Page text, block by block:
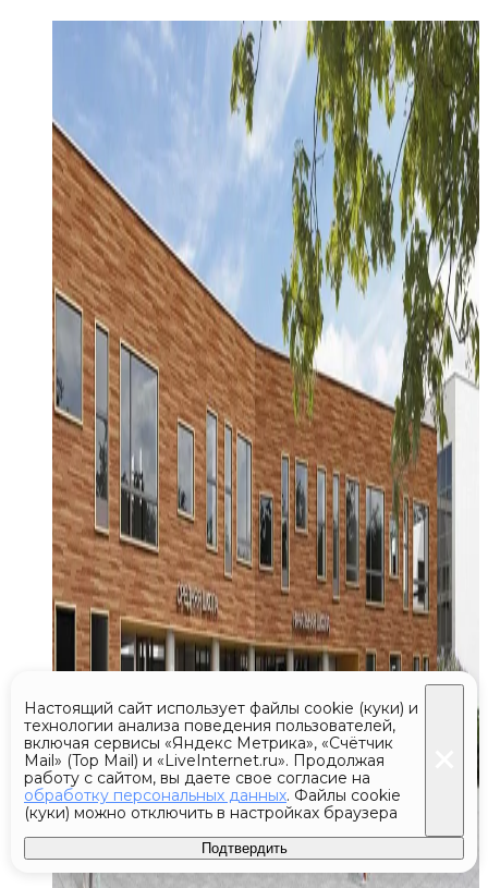
Настоящий сайт использует файлы cookie (куки) и
технологии анализа поведения пользователей,
включая сервисы «Яндекс Метрика», «Счётчик
Mail» (Top Mail) и «LiveInternet.ru». Продолжая
работу с сайтом, вы даете свое согласие на
обработку персональных данных. Файлы cookie
(куки) можно отключить в настройках браузера
Подтвердить